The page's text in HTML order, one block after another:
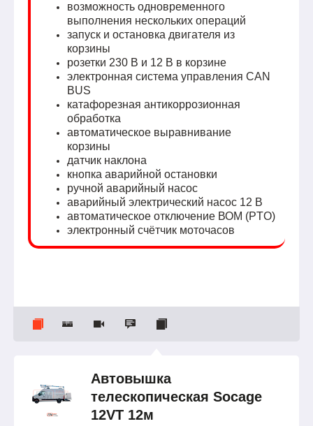
возможность одновременного
выполнения нескольких операций
запуск и остановка двигателя из
корзины
розетки 230 В и 12 В в корзине
электронная система управления CAN
BUS
катафорезная антикоррозионная
обработка
автоматическое выравнивание
корзины
датчик наклона
кнопка аварийной остановки
ручной аварийный насос
аварийный электрический насос 12 В
автоматическое отключение ВОМ (PTO)
электронный счётчик моточасов
Автовышка
телескопическая Socage
12VT 12м